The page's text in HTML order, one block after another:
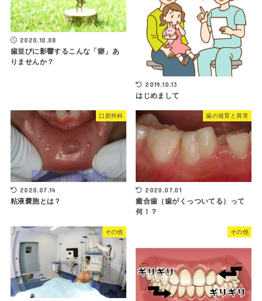
2020.10.08
歯並びに影響するこんな「癖」あ
りませんか？
2019.10.13
はじめまして
口腔外科
2020.07.14
粘液嚢胞とは？
歯の発育と異常
2020.07.01
癒合歯（歯がくっついてる）って
何！？
その他 その他